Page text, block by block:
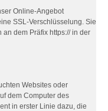
Online-Angebot
SSL-Verschlüsselung. Sie
dem Präfix https:// in der
Websites oder
dem Computer des
in erster Linie dazu, die